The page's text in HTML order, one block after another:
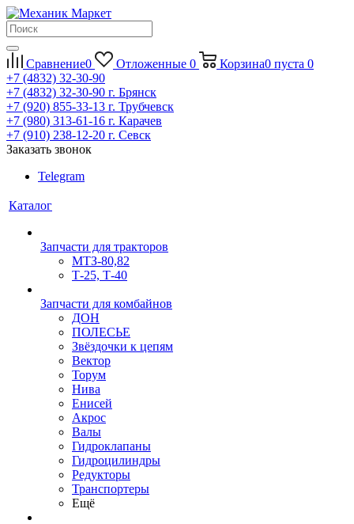
Сравнение0 Отложенные 0 Корзина0 пуста 0
+7 (4832) 32-30-90
+7 (4832) 32-30-90 г. Брянск
+7 (920) 855-33-13 г. Трубчевск
+7 (980) 313-61-16 г. Карачев
+7 (910) 238-12-20 г. Севск
Заказать звонок
Telegram
Каталог
Запчасти для тракторов
МТЗ-80,82
Т-25, Т-40
Запчасти для комбайнов
ДОН
ПОЛЕСЬЕ
Звёздочки к цепям
Вектор
Торум
Нива
Енисей
Акрос
Валы
Гидроклапаны
Гидроцилиндры
Редукторы
Транспортеры
Ещё